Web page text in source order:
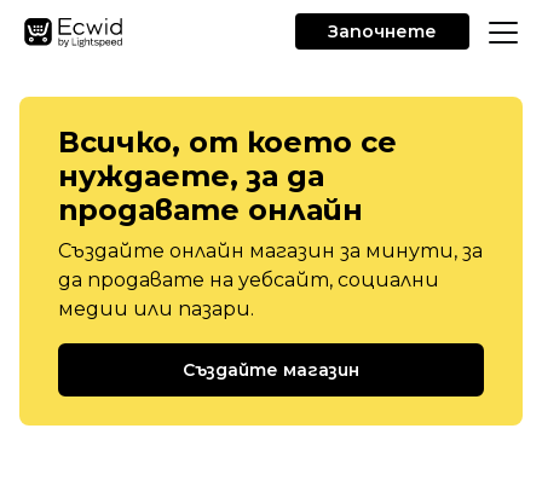
Започнете
Всичко, от което се
нуждаете, за да
продавате онлайн
Създайте онлайн магазин за минути, за
да продавате на уебсайт, социални
медии или пазари.
Създайте магазин